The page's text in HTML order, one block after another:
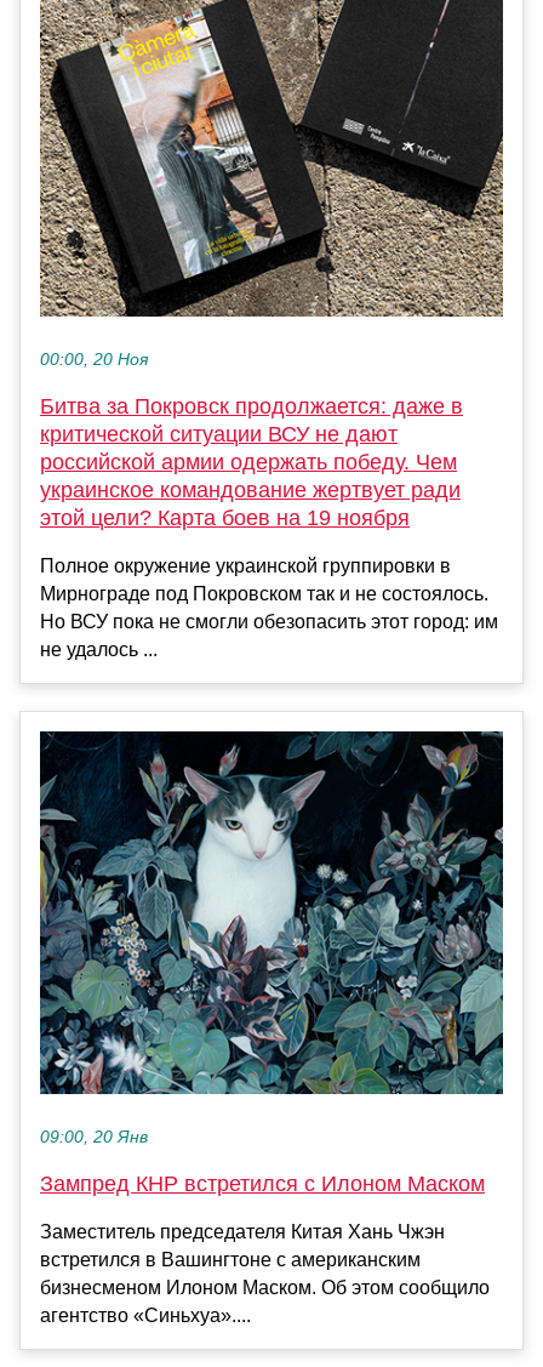
00:00, 20 Ноя
Битва за Покровск продолжается: даже в
критической ситуации ВСУ не дают
российской армии одержать победу. Чем
украинское командование жертвует ради
этой цели? Карта боев на 19 ноября
Полное окружение украинской группировки в
Мирнограде под Покровском так и не состоялось.
Но ВСУ пока не смогли обезопасить этот город: им
не удалось ...
09:00, 20 Янв
Зампред КНР встретился с Илоном Маском
Заместитель председателя Китая Хань Чжэн
встретился в Вашингтоне с американским
бизнесменом Илоном Маском. Об этом сообщило
агентство «Синьхуа»....